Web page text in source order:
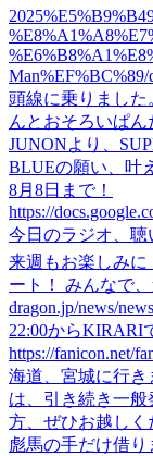
頭線に乗りました
んとおそろいぱ
JUNONより、
BLUEの願い、叶
8月8日まで！
https://
今日のラジオ、
来週もお楽しみに
ート！ みんなで、
dragon.jp/news/
22:00からKIRARI
https://fanicon.net/
海道、宮城に行き
は、引き続き一般
方、ぜひお越しく
彪馬の手だけ借